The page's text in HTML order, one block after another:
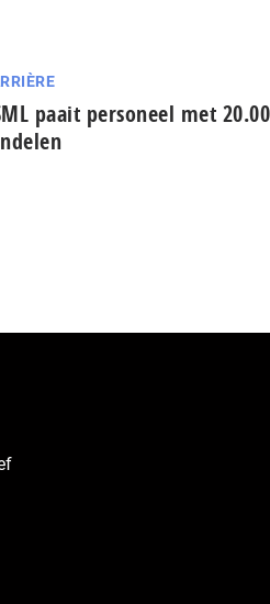
paait personeel met